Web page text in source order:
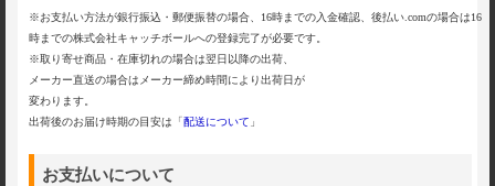
※お支払い方法が銀行振込・郵便振替の場合、16時までの入金確認、後払い.comの場合は16
時までの株式会社キャッチボールへの登録完了が必要です。
※取り寄せ商品・在庫切れの場合は翌日以降の出荷、
メーカー直送の場合はメーカー締め時間により出荷日が
変わります。
出荷後のお届け時期の目安は「配送について 」
お支払いについて